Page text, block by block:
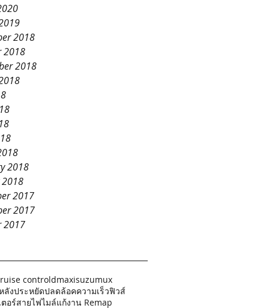
2018
2018
2018
2018
2018
2017
2017
2017
controldmaxisuzumux
ลังประหยัดปลดล้อคความเร็วฟิวส์
อร์สายไฟไมล์แก้งาน Remap